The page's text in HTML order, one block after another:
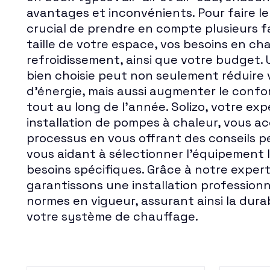
avantages et inconvénients. Pour faire
crucial de prendre en compte plusieurs
taille de votre espace, vos besoins en
refroidissement, ainsi que votre budget.
bien choisie peut non seulement
d'énergie, mais aussi augmenter le
tout au long de l'année. Solizo, votre
installation de pompes à chaleur, vous
processus en vous offrant des conseils
vous aidant à sélectionner l'équipement
besoins spécifiques. Grâce à notre
garantissons une installation
normes en vigueur, assurant ainsi la
votre système de chauffage.